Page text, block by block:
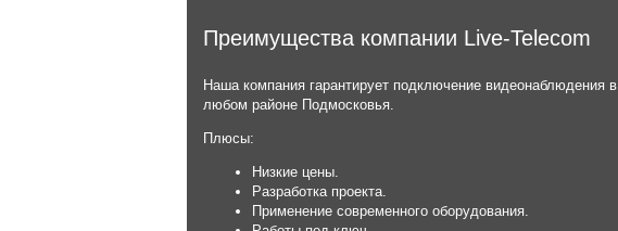
Преимущества компании Live-Telecom
Наша компания гарантирует подключение видеонаблюдения в
любом районе Подмосковья.
Плюсы:
Низкие цены.
Разработка проекта.
Применение современного оборудования.